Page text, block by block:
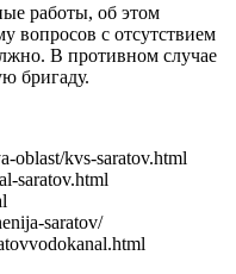
работы, об этом
вопросов с отсутствием
В противном случае
бригаду.
oblast/kvs-saratov.html
saratov.html
saratov/